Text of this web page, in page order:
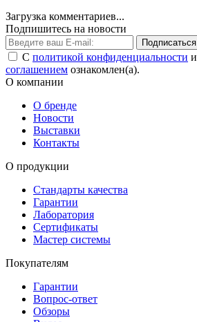
Загрузка комментариев...
Подпишитесь на новости
Подписаться
С политикой конфиденциальности и
соглашением ознакомлен(а).
О компании
О бренде
Новости
Выставки
Контакты
О продукции
Стандарты качества
Гарантии
Лаборатория
Сертификаты
Мастер системы
Покупателям
Гарантии
Вопрос-ответ
Обзоры